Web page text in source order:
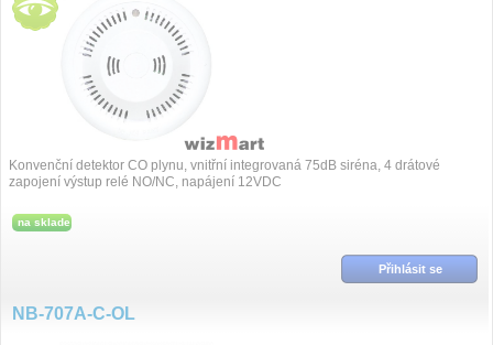
Konvenční detektor CO plynu, vnitřní integrovaná 75dB siréna, 4 drátové
zapojení výstup relé NO/NC, napájení 12VDC
na sklade
Přihlásit se
NB-707A-C-OL